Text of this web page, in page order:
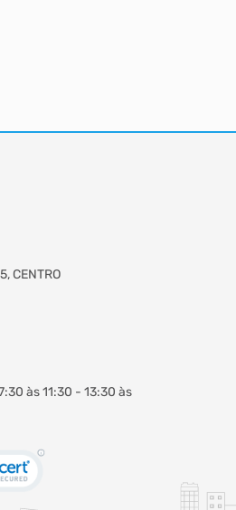
CENTRO
às 11:30 - 13:30 às